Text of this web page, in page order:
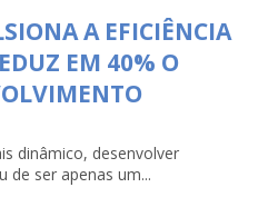
A EFICIÊNCIA
EM 40% O
dinâmico, desenvolver
de ser apenas um...